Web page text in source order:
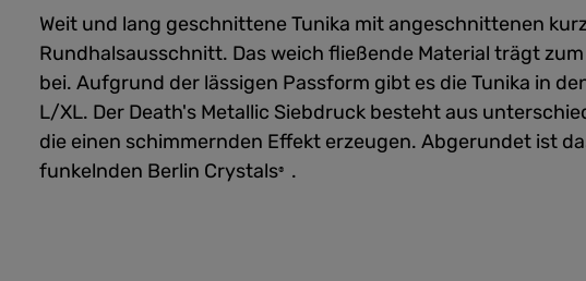
Weit und lang geschnittene Tunika mit angeschnittenen
Rundhalsausschnitt. Das weich fließende Material trägt
bei. Aufgrund der lässigen Passform gibt es die Tunika in
L/XL. Der Death's Metallic Siebdruck besteht aus
die einen schimmernden Effekt erzeugen. Abgerundet ist
funkelnden Berlin Crystals® .